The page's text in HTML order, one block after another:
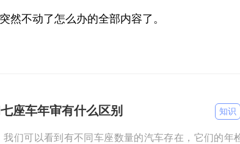
然不动了怎么办的全部内容了。
座车年审有什么区别 知识
我们可以看到有不同车座数量的汽车存在，它们的年